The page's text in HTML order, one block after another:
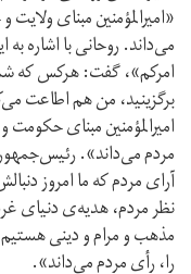
«اميرالمؤمنين مبنای
می‌داند. روحانی با اشاره
امرکم»، گفت: هرکس که
برگزينيد، من هم اطاعت
اميرالمؤمنين مبنای
مردم می‌داند».
آرای مردم که ما امروز
نظر مردم، هدیه‌ی دنیای
مذهب و مرام و دینی هستیم
را، رأی مردم می‌داند».